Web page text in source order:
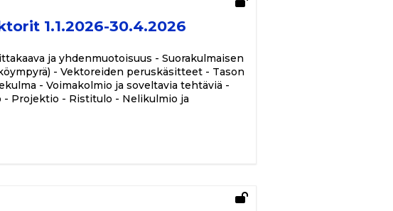
1.1.2026-30.4.2026
ja yhdenmuotoisuus - Suorakulmaisen
- Vektoreiden peruskäsitteet - Tason
- Voimakolmio ja soveltavia tehtäviä -
Projektio - Ristitulo - Nelikulmio ja